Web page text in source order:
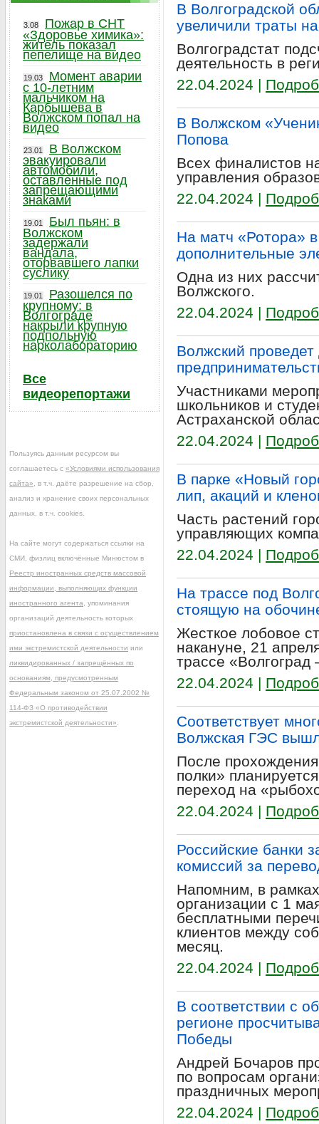
В Волгоградской
увеличили траты
Волгоградстат
деятельность в
22.04.2024 |
В Волжском
Попова
Всех финалистов
управления
22.04.2024 |
На матч «Ротора» в
дополнительные
Одна из них
Волжского.
22.04.2024 |
Волжский
Участниками
школьников и
Астраханской
22.04.2024 |
В парке «Новый
лип, акаций и
Часть растений
управляющих
22.04.2024 |
На трассе под
стоящую на
Жесткое лобовое
накануне, 21
трассе «Волгоград
22.04.2024 |
Соответствует
Волжская ГЭС
После
полки»
переход на
22.04.2024 |
Российские банки
комиссий за
Напомним, в
организации с 1
бесплатными
клиентов между
месяц.
22.04.2024 |
В соответствии с
регионе
Победы
Андрей Бочаров
по вопросам
праздничных
22.04.2024 |
3.08
Пожар в СНТ
«Здоровье химика»:
житель показал
пепелище на видео
19.03
Момент аварии
с 10-летним
мальчиком на
Карбышева в
Волжском попал на
видео
23.01
В Волжском
эвакуировали
автомобили,
оставленные под
запрещающими
знаками
19.01
Был пьян: в
Волжском
задержали
вандала,
оторвавшего лапки
суслику
19.01
Разошелся по
крупному: в
Волгограде
накрыли крупную
подпольную
нарколабораторию
Все
видеорепортажи
Пользуясь данным ресурсом вы
соглашаетесь с «Условиями использования
сайта» , в т.ч. даёте разрешение на сбор,
анализ и хранение своих персональных
данных, в т.ч. cookies.
На сайте могут содержаться ссылки на
СМИ, физлиц включённые Минюстом в
Реестр иностранных средств массовой
информации, выполняющих функции
иностранного агента , упоминания
организаций деятельность которых
приостановлена в связи с осуществлением
ими экстремистской деятельности или
ликвидированных / запрещённых по
основаниям, предусмотренным
Федеральным законом от 25.07.2002 №
114-ФЗ «О противодействии
экстремистской деятельности»